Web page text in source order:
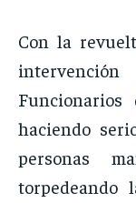
Con la
haciendo
personas
torpedeando